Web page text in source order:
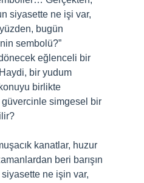
siyasette ne işi var,
bugün
sembolü?”
eğlenceli bir
bir yudum
birlikte
simgesel bir
kanatlar, huzur
beri barışın
ne işin var,